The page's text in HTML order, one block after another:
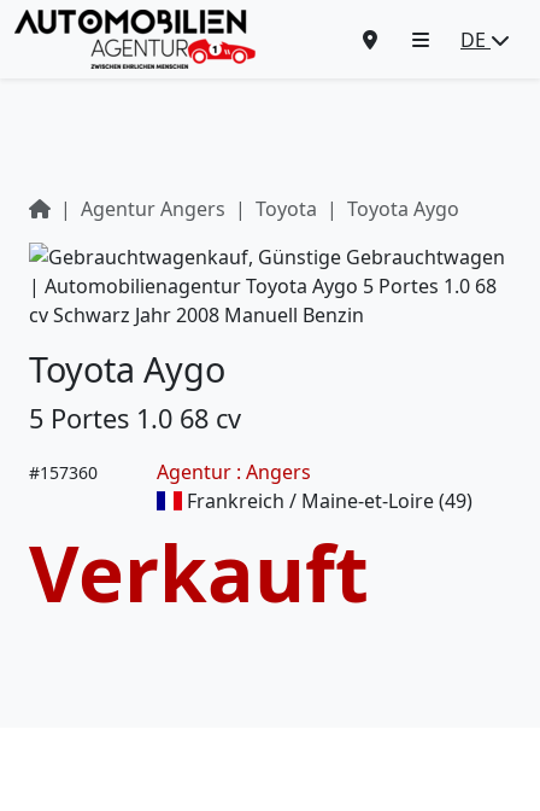
DE
Agentur Angers Toyota Toyota Aygo
Toyota Aygo
5 Portes 1.0 68 cv
#157360
Agentur : Angers
Frankreich / Maine-et-Loire (49)
Verkauft